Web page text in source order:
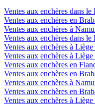
Ventes aux enchères dans
Ventes aux enchères en
Ventes aux enchères à
Ventes aux enchères dans
Ventes aux enchères à
Ventes aux enchères à
Ventes aux enchères en
Ventes aux enchères en
Ventes aux enchères à
Ventes aux enchères en
Ventes aux enchères à